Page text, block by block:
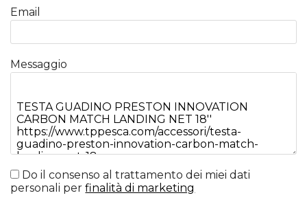
Email
Messaggio
Do il consenso al trattamento dei miei dati
personali perfinalità di marketing